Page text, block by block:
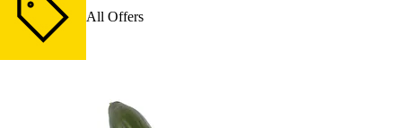
All Offers